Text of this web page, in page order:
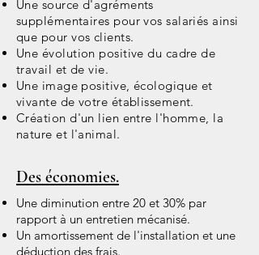
Une source d'agréments
supplémentaires pour vos salariés ainsi
que pour vos clients.
Une évolution positive du cadre de
travail et de vie.
Une image positive, écologique et
vivante de votre établissement.
Création d'un lien entre l'homme, la
nature et l'animal.
Des économies.
Une diminution entre 20 et 30% par
rapport à un entretien mécanisé.
Un amortissement de l'installation et une
déduction des frais.